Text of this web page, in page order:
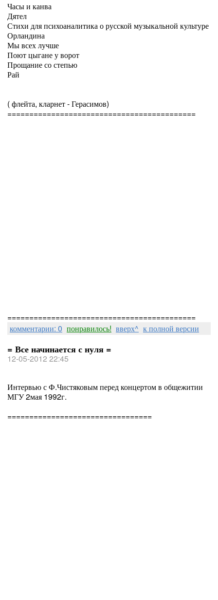
Часы и канва
Дятел
Стихи для психоаналитика о русской музыкальной культуре
Орландина
Мы всех лучше
Поют цыгане у ворот
Прощание со степью
Рай
( флейта, кларнет - Герасимов)
===========================================
===========================================
комментарии: 0 понравилось! вверх^ к полной версии
= Все начинается с нуля =
12-05-2012 22:45
Интервью с Ф.Чистяковым перед концертом в общежитии
МГУ 2мая 1992г.
=================================